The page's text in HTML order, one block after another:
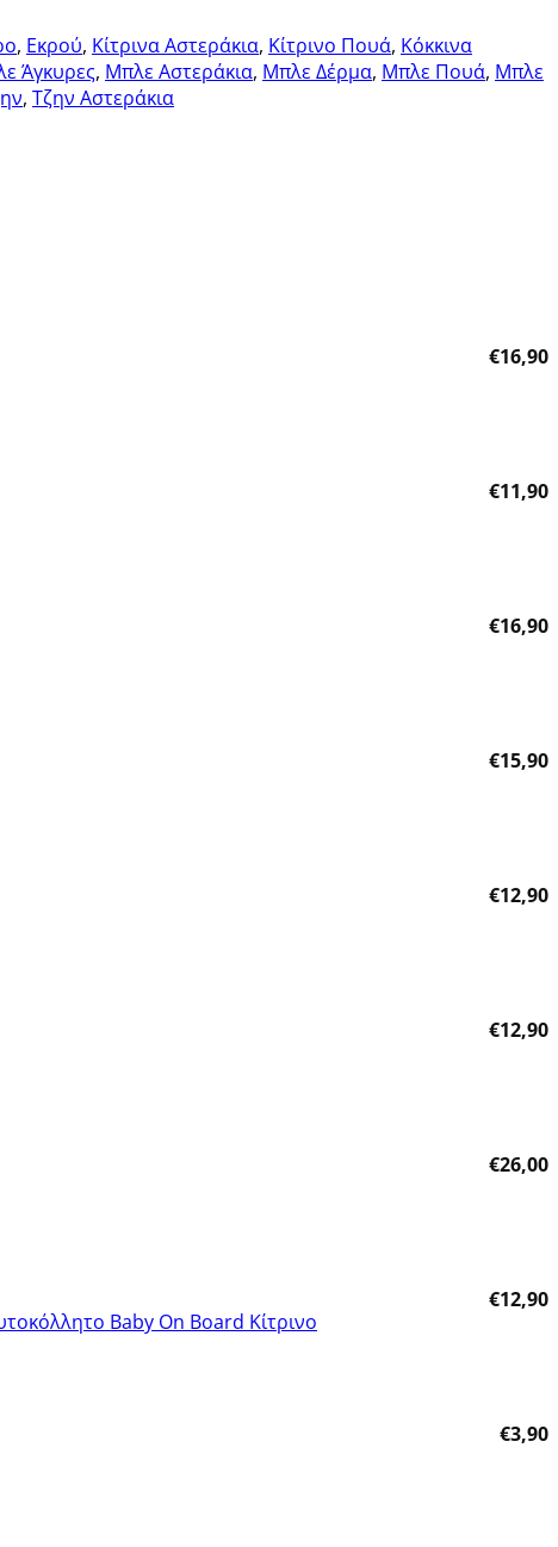
, Εκρού, Κίτρινα Αστεράκια, Κίτρινο Πουά, Κόκκινα
Άγκυρες, Μπλε Αστεράκια, Μπλε Δέρμα, Μπλε Πουά, Μπλε
, Τζην Αστεράκια
€16,90
€11,90
€16,90
€15,90
€12,90
€12,90
€26,00
€12,90
€3,90